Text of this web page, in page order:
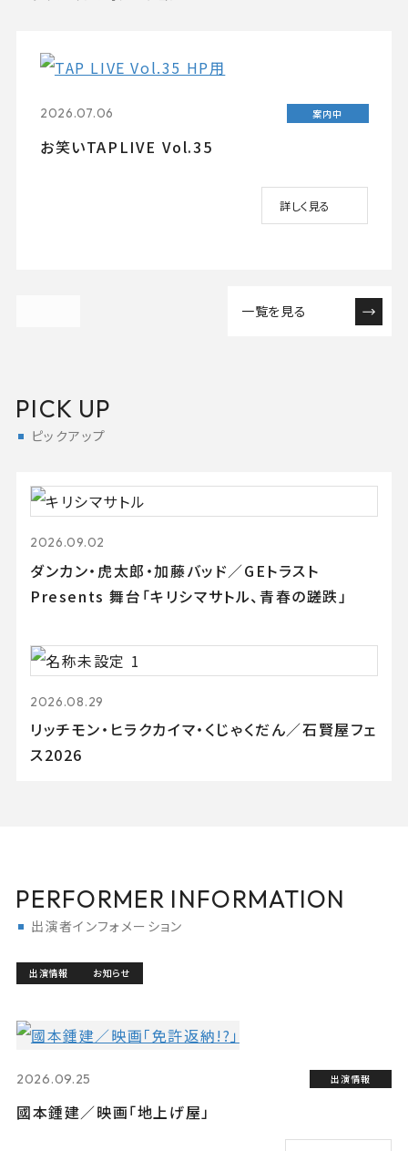
2026.07.06 案内中
お笑いTAPLIVE Vol.35
詳しく見る
一覧を見る
PICK UP
ピックアップ
2026.09.02
ダンカン・虎太郎・加藤バッド／GEトラスト
Presents 舞台「キリシマサトル、青春の蹉跌」
2026.08.29
リッチモン・ヒラクカイマ・くじゃくだん／石賢屋フェ
ス2026
PERFORMER INFORMATION
出演者インフォメーション
出演情報 お知らせ
2026.09.25 出演情報
國本鍾建／映画「地上げ屋」